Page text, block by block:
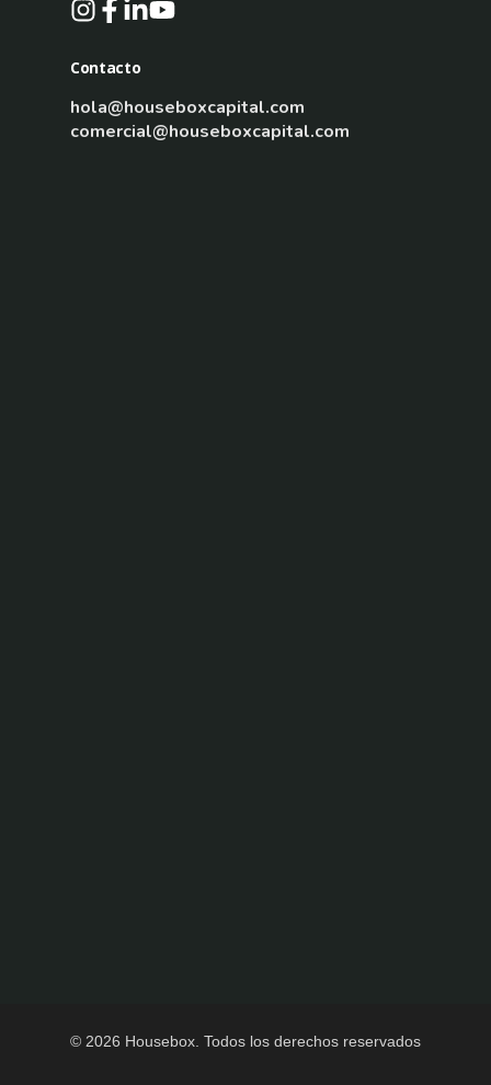
Contacto
hola@houseboxcapital.com
comercial@houseboxcapital.com
© 2026 Housebox. Todos los derechos reservados